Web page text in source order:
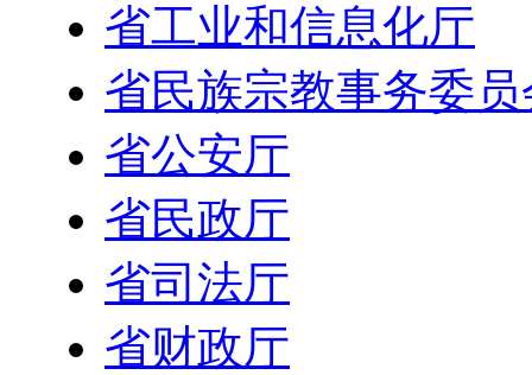
省工业和信息化厅
省民族宗教事务委员
省公安厅
省民政厅
省司法厅
省财政厅